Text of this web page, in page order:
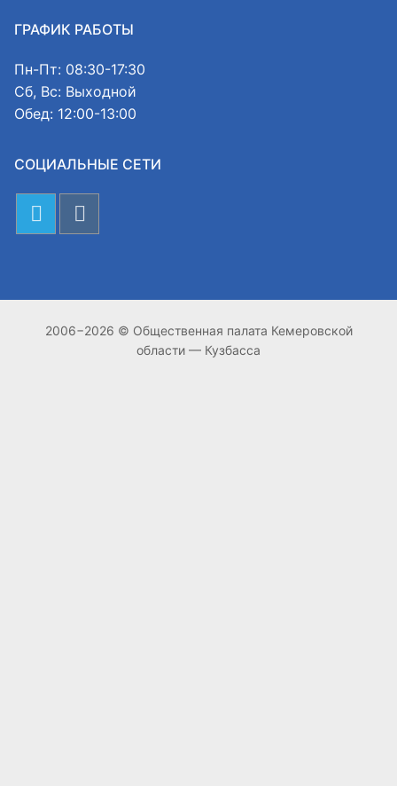
ГРАФИК РАБОТЫ
Пн-Пт: 08:30-17:30
Сб, Вс: Выходной
Обед: 12:00-13:00
СОЦИАЛЬНЫЕ СЕТИ
2006−2026 © Общественная палата Кемеровской
области — Кузбасса